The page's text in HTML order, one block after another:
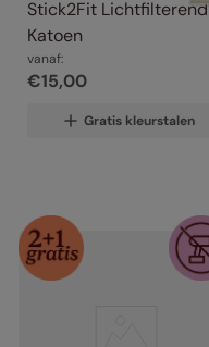
Stick2Fit Lichtfilterend
Katoen
vanaf:
€15,00
Gratis kleurstalen